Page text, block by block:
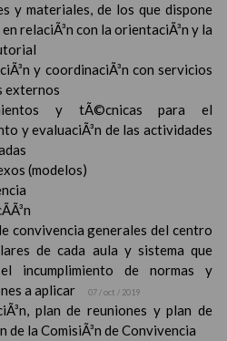
y materiales, de los que dispone
relaciÃ³n con la orientaciÃ³n y la
y coordinaciÃ³n con servicios
externos
y tÃ©cnicas para el
y evaluaciÃ³n de las actividades
(modelos)
convivencia generales del centro
de cada aula y sistema que
incumplimiento de normas y
a aplicar
07 / oct / 2019
plan de reuniones y plan de
de la ComisiÃ³n de Convivencia